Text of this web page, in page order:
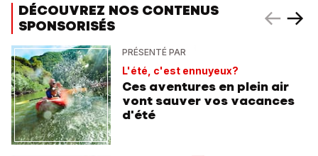
DÉCOUVREZ NOS CONTENUS
SPONSORISÉS
PRÉSENTÉ PAR
L'été, c'est ennuyeux?
Ces aventures en plein air
vont sauver vos vacances
d'été